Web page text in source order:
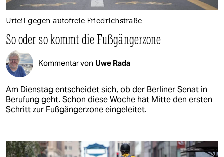
Urteil gegen autofreie Friedrichstraße
So oder so kommt die Fußgängerzone
Kommentar von Uwe Rada
Am Dienstag entscheidet sich, ob der Berliner Senat in
Berufung geht. Schon diese Woche hat Mitte den ersten
Schritt zur Fußgängerzone eingeleitet.